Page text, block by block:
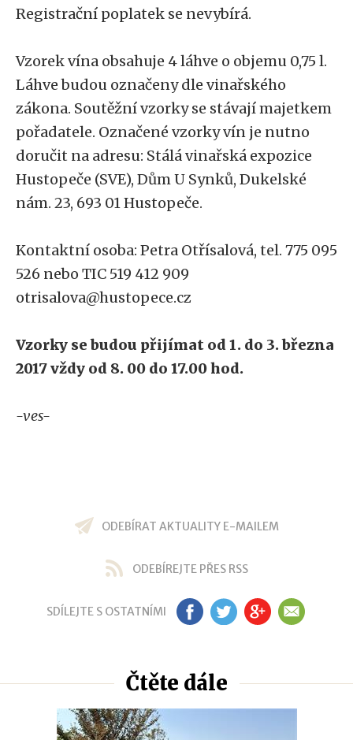
Registrační poplatek se nevybírá.
Vzorek vína obsahuje 4 láhve o objemu 0,75 l.
Láhve budou označeny dle vinařského
zákona. Soutěžní vzorky se stávají majetkem
pořadatele. Označené vzorky vín je nutno
doručit na adresu: Stálá vinařská expozice
Hustopeče (SVE), Dům U Synků, Dukelské
nám. 23, 693 01 Hustopeče.
Kontaktní osoba: Petra Otřísalová, tel. 775 095
526 nebo TIC 519 412 909
otrisalova@hustopece.cz
Vzorky se budou přijímat od 1. do 3. března
2017 vždy od 8. 00 do 17.00 hod.
-ves-
ODEBÍRAT AKTUALITY E-MAILEM
ODEBÍREJTE PŘES RSS
SDÍLEJTE S OSTATNÍMI FB TW GP EM
Čtěte dále